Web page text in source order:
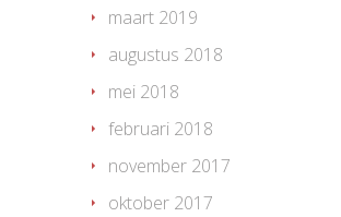
maart 2019
augustus 2018
mei 2018
februari 2018
november 2017
oktober 2017